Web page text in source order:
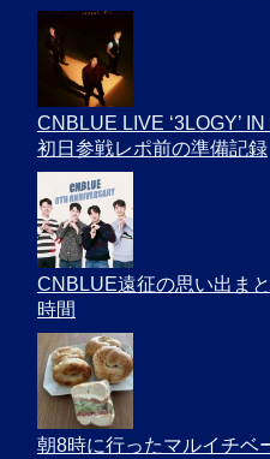
CNBLUE LIVE ‘3LOGY’
初日参戦レポ前の準備記録
CNBLUE遠征の思い出ま
時間
朝8時に行ったマルイチベ